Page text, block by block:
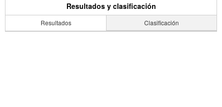
Resultados y clasificación
Resultados Clasificación